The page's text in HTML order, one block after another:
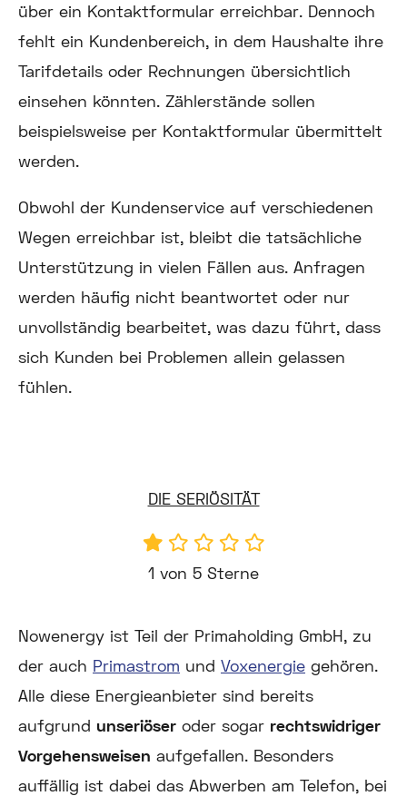
über ein Kontaktformular erreichbar. Dennoch
fehlt ein Kundenbereich, in dem Haushalte ihre
Tarifdetails oder Rechnungen übersichtlich
einsehen könnten. Zählerstände sollen
beispielsweise per Kontaktformular übermittelt
werden.
Obwohl der Kundenservice auf verschiedenen
Wegen erreichbar ist, bleibt die tatsächliche
Unterstützung in vielen Fällen aus. Anfragen
werden häufig nicht beantwortet oder nur
unvollständig bearbeitet, was dazu führt, dass
sich Kunden bei Problemen allein gelassen
fühlen.
DIE SERIÖSITÄT
1 von 5 Sterne
Nowenergy ist Teil der Primaholding GmbH, zu
der auch Primastrom und Voxenergie gehören.
Alle diese Energieanbieter sind bereits
aufgrund unseriöser oder sogar rechtswidriger
Vorgehensweisen aufgefallen. Besonders
auffällig ist dabei das Abwerben am Telefon, bei